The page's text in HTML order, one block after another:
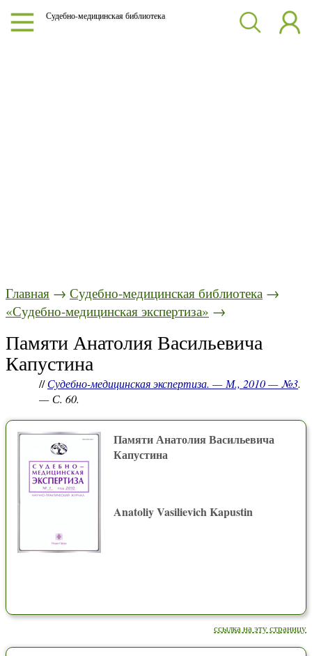
Судебно-медицинская библиотека
Главная → Судебно-медицинская библиотека →
«Судебно-медицинская экспертиза» →
Памяти Анатолия Васильевича
Капустина
//Судебно-медицинская экспертиза. — М., 2010 — №3.
— С. 60.
Памяти Анатолия Васильевича
Капустина
Anatoliy Vasilievich Kapustin
ссылка на эту страницу